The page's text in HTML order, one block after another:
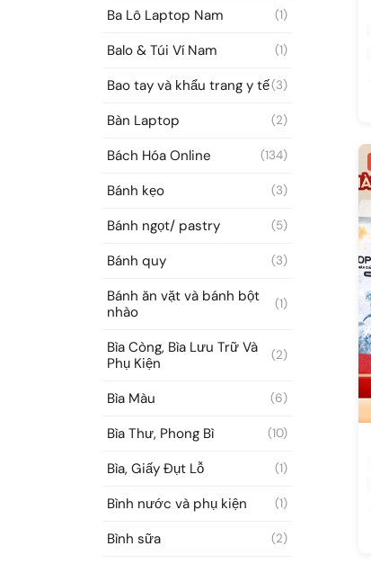
Ba Lô Laptop Nam (1)
Balo & Túi Ví Nam (1)
Bao tay và khẩu trang y tế(3)
Bàn Laptop (2)
Bách Hóa Online (134)
Bánh kẹo (3)
Bánh ngọt/ pastry (5)
Bánh quy (3)
Bánh ăn vặt và bánh bột
nhào
(1)
Bìa Còng, Bìa Lưu Trữ Và
Phụ Kiện
(2)
Bìa Màu (6)
Bìa Thư, Phong Bì (10)
Bìa, Giấy Đụt Lỗ (1)
Bình nước và phụ kiện (1)
Bình sữa (2)